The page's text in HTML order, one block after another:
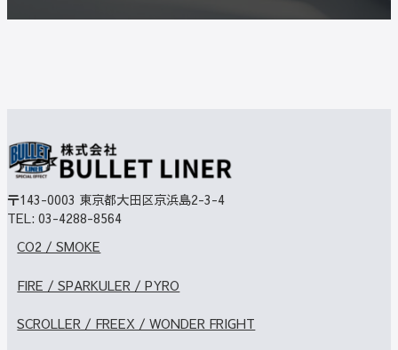
〒143-0003 東京都大田区京浜島2-3-4
TEL: 03-4288-8564
CO2 / SMOKE
FIRE / SPARKULER / PYRO
SCROLLER / FREEX / WONDER FRIGHT